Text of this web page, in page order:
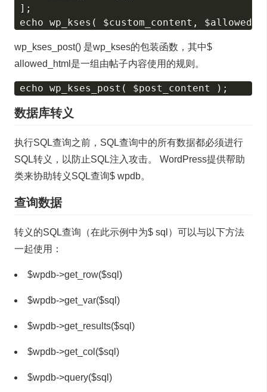
];
wp_kses_post() 是wp_kses的包装函数，其中$
allowed_html是一组由帖子内容使用的规则。
数据库转义
执行SQL查询之前，SQL查询中的所有数据都必须进行
SQL转义，以防止SQL注入攻击。 WordPress提供帮助
类来协助转义SQL查询$ wpdb。
查询数据
转义的SQL查询（在此示例中为$ sql）可以与以下方法
一起使用：
$wpdb->get_row($sql)
$wpdb->get_var($sql)
$wpdb->get_results($sql)
$wpdb->get_col($sql)
$wpdb->query($sql)